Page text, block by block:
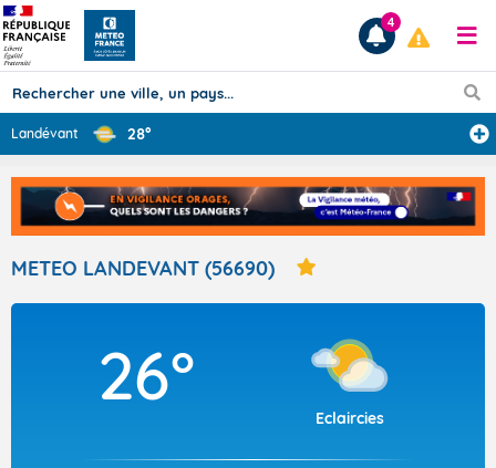
Prévisions
TOUS LES RÉSULTATS
Articles
4
Landévant 28°
METEO LANDEVANT (56690)
26°
Eclaircies